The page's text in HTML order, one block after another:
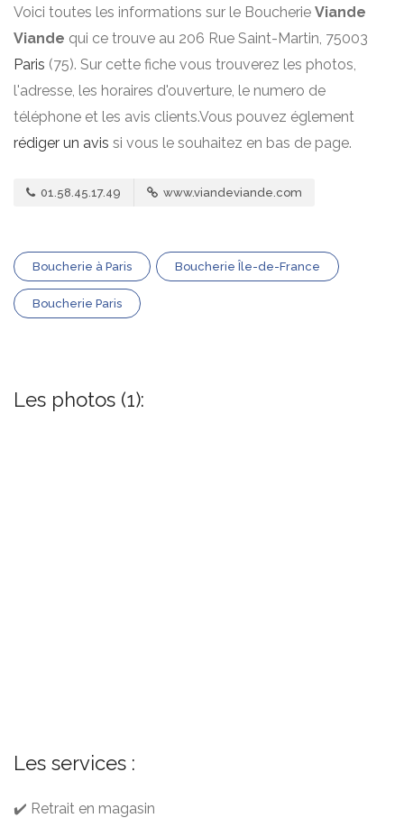
Voici toutes les informations sur le Boucherie Viande
Viande qui ce trouve au 206 Rue Saint-Martin, 75003
Paris (75). Sur cette fiche vous trouverez les photos,
l'adresse, les horaires d'ouverture, le numero de
téléphone et les avis clients.Vous pouvez églement
rédiger un avis si vous le souhaitez en bas de page.
01.58.45.17.49 www.viandeviande.com
Boucherie à Paris Boucherie Île-de-France
Boucherie Paris
Les photos (1):
Les services :
✔️ Retrait en magasin